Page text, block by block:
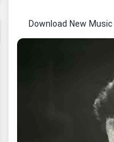
Download New Music